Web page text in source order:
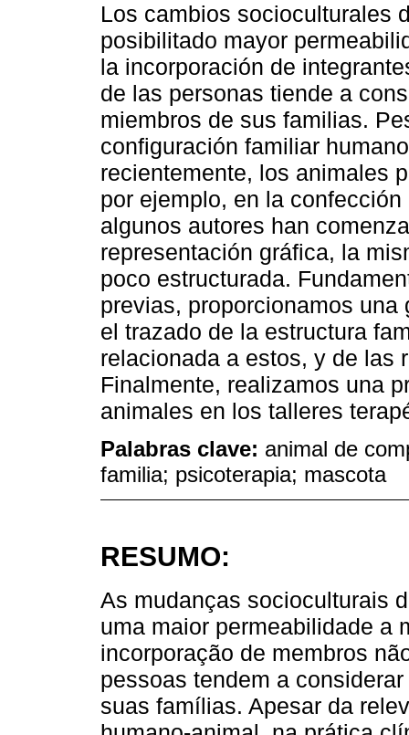
Los cambios socioculturales
posibilitado mayor
la incorporación de
de las personas tiende a
miembros de sus familias.
configuración familiar
recientemente, los animales
por ejemplo, en la
algunos autores han
representación gráfica, la
poco estructurada.
previas, proporcionamos
el trazado de la estructura
relacionada a estos, y de las
Finalmente, realizamos una
animales en los talleres
Palabras clave: animal de
familia; psicoterapia; mascota
RESUMO:
As mudanças socioculturais
uma maior permeabilidade a
incorporação de membros
pessoas tendem a
suas famílias. Apesar da